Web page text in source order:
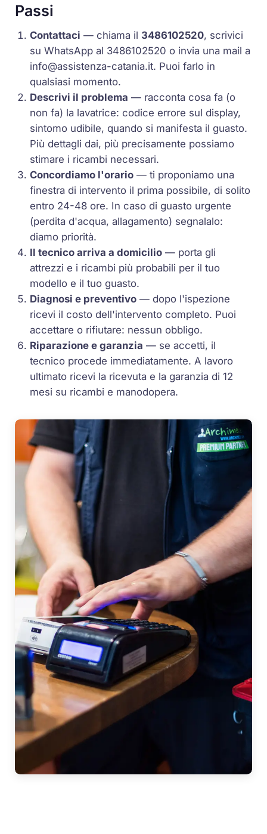
Passi
Contattaci — chiama il 3486102520, scrivici
su WhatsApp al 3486102520 o invia una mail a
info@assistenza-catania.it. Puoi farlo in
qualsiasi momento.
Descrivi il problema — racconta cosa fa (o
non fa) la lavatrice: codice errore sul display,
sintomo udibile, quando si manifesta il guasto.
Più dettagli dai, più precisamente possiamo
stimare i ricambi necessari.
Concordiamo l'orario — ti proponiamo una
finestra di intervento il prima possibile, di solito
entro 24-48 ore. In caso di guasto urgente
(perdita d'acqua, allagamento) segnalalo:
diamo priorità.
Il tecnico arriva a domicilio — porta gli
attrezzi e i ricambi più probabili per il tuo
modello e il tuo guasto.
Diagnosi e preventivo — dopo l'ispezione
ricevi il costo dell'intervento completo. Puoi
accettare o rifiutare: nessun obbligo.
Riparazione e garanzia — se accetti, il
tecnico procede immediatamente. A lavoro
ultimato ricevi la ricevuta e la garanzia di 12
mesi su ricambi e manodopera.